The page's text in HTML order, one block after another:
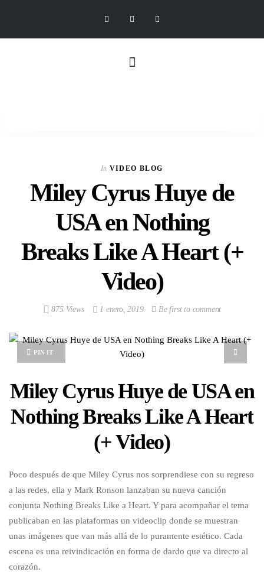
In VIDEO BLOG
Miley Cyrus Huye de
USA en Nothing
Breaks Like A Heart (+
Video)
875 Views 1 enero, 2019 Be first to comment
PIN IT
Miley Cyrus Huye de USA en
Nothing Breaks Like A Heart
(+ Video)
Poco después de que Miley Cyrus nos sorprendiese con su regreso
a las redes, ella y Mark Ronson lanzaban su nueva canción
conjunta Nothing Breaks Like a Heart. Y para acompañar el tema
publicaban en las plataformas un videoclip donde se muestran
unas imágenes que van más allá de lo puramente estético. Cada
escena es una reivindicación en forma de dardo que va directo al
corazón.